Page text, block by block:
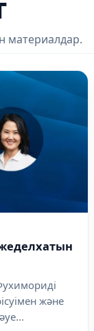
материалдар.
және